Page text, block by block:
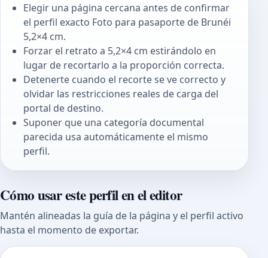
Elegir una página cercana antes de confirmar
el perfil exacto Foto para pasaporte de Brunéi
5,2×4 cm.
Forzar el retrato a 5,2×4 cm estirándolo en
lugar de recortarlo a la proporción correcta.
Detenerte cuando el recorte se ve correcto y
olvidar las restricciones reales de carga del
portal de destino.
Suponer que una categoría documental
parecida usa automáticamente el mismo
perfil.
Cómo usar este perfil en el editor
Mantén alineadas la guía de la página y el perfil activo
hasta el momento de exportar.